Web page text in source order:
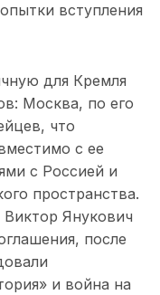
вступления
для Кремля
Москва, по его
что
с ее
с Россией и
пространства.
Янукович
после
и война на